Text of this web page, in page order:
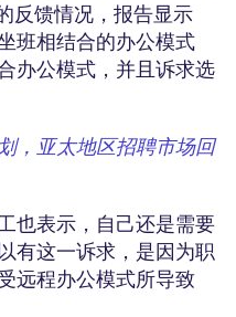
反馈情况，报告显示
班相结合的办公模式
公模式，并且诉求选
，亚太地区招聘市场回
也表示，自己还是需要
有这一诉求，是因为职
远程办公模式所导致